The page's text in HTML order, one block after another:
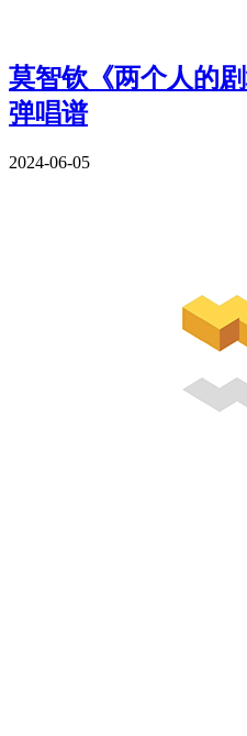
莫智钦《两个人的
弹唱谱
2024-06-05